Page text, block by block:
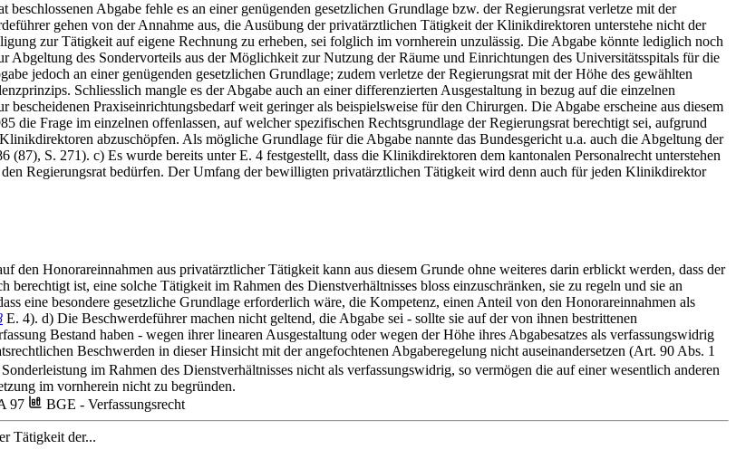
Abgabe fehle es an einer genügenden gesetzlichen Grundlage bzw. der Regierungsrat verletze mit der
gehen von der Annahme aus, die Ausübung der privatärztlichen Tätigkeit der Klinikdirektoren unterstehe nicht der
zur Tätigkeit auf eigene Rechnung zu erheben, sei folglich im vornherein unzulässig. Die Abgabe könnte lediglich noch
Abgeltung des Sondervorteils aus der Möglichkeit zur Nutzung der Räume und Einrichtungen des Universitätsspitals für die
jedoch an einer genügenden gesetzlichen Grundlage; zudem verletze der Regierungsrat mit der Höhe des gewählten
Schliesslich mangle es der Abgabe auch an einer differenzierten Ausgestaltung in bezug auf die einzelnen
Praxiseinrichtungsbedarf weit geringer als beispielsweise für den Chirurgen. Die Abgabe erscheine aus diesem
Frage im einzelnen offenlassen, auf welcher spezifischen Rechtsgrundlage der Regierungsrat berechtigt sei, aufgrund
abzuschöpfen. Als mögliche Grundlage für die Abgabe nannte das Bundesgericht u.a. auch die Abgeltung der
S. 271). c) Es wurde bereits unter E. 4 festgestellt, dass die Klinikdirektoren dem kantonalen Personalrecht unterstehen
Regierungsrat bedürfen. Der Umfang der bewilligten privatärztlichen Tätigkeit wird denn auch für jeden Klinikdirektor
den Honorareinnahmen aus privatärztlicher Tätigkeit kann aus diesem Grunde ohne weiteres darin erblickt werden, dass der
ist, eine solche Tätigkeit im Rahmen des Dienstverhältnisses bloss einzuschränken, sie zu regeln und sie an
eine besondere gesetzliche Grundlage erforderlich wäre, die Kompetenz, einen Anteil von den Honorareinnahmen als
E. 4). d) Die Beschwerdeführer machen nicht geltend, die Abgabe sei - sollte sie auf der von ihnen bestrittenen
Bestand haben - wegen ihrer linearen Ausgestaltung oder wegen der Höhe ihres Abgabesatzes als verfassungswidrig
Beschwerden in dieser Hinsicht mit der angefochtenen Abgaberegelung nicht auseinandersetzen (Art. 90 Abs. 1
im Rahmen des Dienstverhältnisses nicht als verfassungswidrig, so vermögen die auf einer wesentlich anderen
im vornherein nicht zu begründen.
97 BGE - Verfassungsrecht
Tätigkeit der...